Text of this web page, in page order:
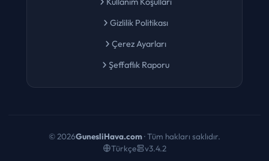
GunesliHava.com· Tüm hakları saklıdır.